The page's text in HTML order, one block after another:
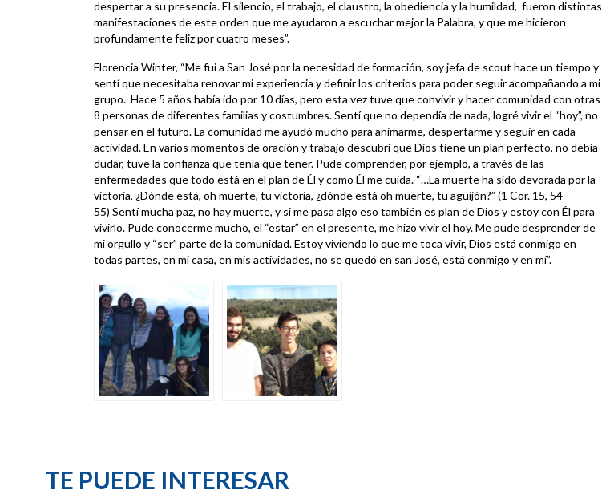
despertar a su presencia. El silencio, el trabajo, el claustro, la obediencia y la humildad, fueron distintas
manifestaciones de este orden que me ayudaron a escuchar mejor la Palabra, y que me hicieron
profundamente feliz por cuatro meses”.
Florencia Winter, “Me fui a San José por la necesidad de formación, soy jefa de scout hace un tiempo y
sentí que necesitaba renovar mi experiencia y definir los criterios para poder seguir acompañando a mi
grupo. Hace 5 años había ido por 10 días, pero esta vez tuve que convivir y hacer comunidad con otras
8 personas de diferentes familias y costumbres. Sentí que no dependía de nada, logré vivir el “hoy”, no
pensar en el futuro. La comunidad me ayudó mucho para animarme, despertarme y seguir en cada
actividad. En varios momentos de oración y trabajo descubrí que Dios tiene un plan perfecto, no debía
dudar, tuve la confianza que tenía que tener. Pude comprender, por ejemplo, a través de las
enfermedades que todo está en el plan de Él y como Él me cuida. “…La muerte ha sido devorada por la
victoria, ¿Dónde está, oh muerte, tu victoria, ¿dónde está oh muerte, tu aguijón?” (1 Cor. 15, 54-
55) Sentí mucha paz, no hay muerte, y si me pasa algo eso también es plan de Dios y estoy con Él para
vivirlo. Pude conocerme mucho, el “estar” en el presente, me hizo vivir el hoy. Me pude desprender de
mi orgullo y “ser” parte de la comunidad. Estoy viviendo lo que me toca vivir, Dios está conmigo en
todas partes, en mi casa, en mis actividades, no se quedó en san José, está conmigo y en mí”.
TE PUEDE INTERESAR